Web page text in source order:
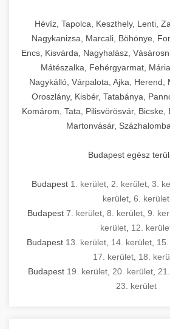
Hévíz, Tapolca, Keszthely, Lenti,
Nagykanizsa, Marcali, Böhönye,
Encs, Kisvárda, Nagyhalász,
Mátészalka, Fehérgyarmat,
Nagykálló, Várpalota, Ajka, Herend,
Oroszlány, Kisbér, Tatabánya,
Komárom, Tata, Pilisvörösvár, Bicske,
Martonvásár,
Budapest egész
Budapest 1. kerület 2. kerület 3.
kerület 6. kerület
Budapest 7. kerület, 8. kerület, 9.
kerület 12.
Budapest 13. kerület 14. kerület
17. kerület 18.
Budapest 19. kerület 20. kerület
23. kerület